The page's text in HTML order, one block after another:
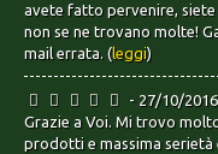
avete fatto pervenire,
non se ne trovano molte!
mail errata. (leggi)
- 27/10/2016
Grazie a Voi. Mi trovo
prodotti e massima